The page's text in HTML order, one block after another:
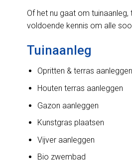
Of het nu gaat om
voldoende kennis om alle
Tuinaanleg
Opritten & terras aanleggen
Houten terras aanleggen
Gazon aanleggen
Kunstgras plaatsen
Vijver aanleggen
Bio zwembad